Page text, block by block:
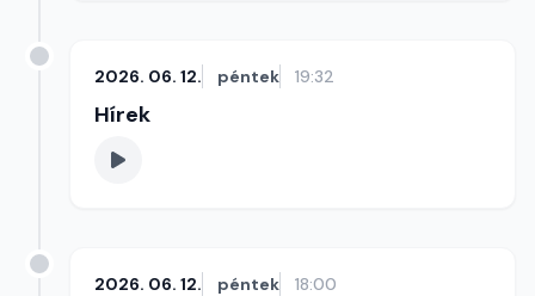
2026. 06. 12. péntek 19:32
Hírek
2026. 06. 12. péntek 18:00